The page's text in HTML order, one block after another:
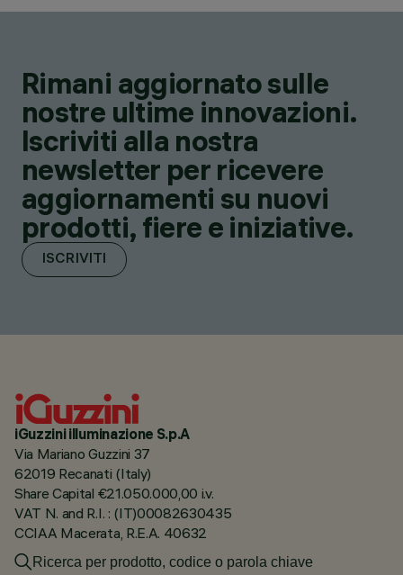
Rimani aggiornato sulle
nostre ultime innovazioni.
Iscriviti alla nostra
newsletter per ricevere
aggiornamenti su nuovi
prodotti, fiere e iniziative.
ISCRIVITI
iGuzzini illuminazione S.p.A
Via Mariano Guzzini 37
62019 Recanati (Italy)
Share Capital €21.050.000,00 i.v.
VAT N. and R.I. : (IT)00082630435
CCIAA Macerata, R.E.A. 40632